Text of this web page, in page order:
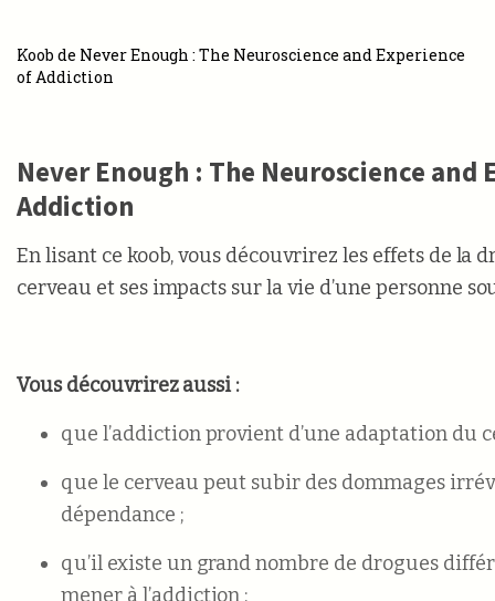
Koob de Never Enough : The Neuroscience and Experience
of Addiction
Never Enough : The Neuroscience and
Addiction
En lisant ce koob, vous découvrirez les effets de la
cerveau et ses impacts sur la vie d’une personne
Vous découvrirez aussi :
que l’addiction provient d’une adaptation du
que le cerveau peut subir des dommages
dépendance ;
qu’il existe un grand nombre de drogues
mener à l’addiction ;